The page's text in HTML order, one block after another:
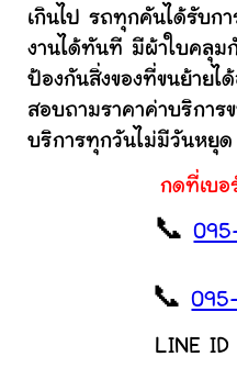
เกินไป รถทุกคันได้รับก
งานได้ทันที มีผ้าใบคลุ
ป้องกันสิ่งของที่ขนย้ายไ
สอบถามราคาค่าบริการ
บริการทุกวันไม่มีวันหยุด
กดที่เบอ
📞
📞
LINE ID